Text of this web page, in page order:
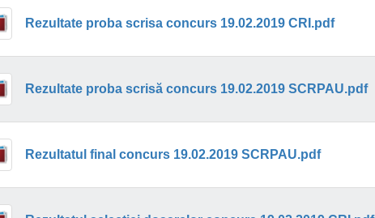
Rezultate proba scrisa concurs 19.02.2019 CRI.pdf
Rezultate proba scrisă concurs 19.02.2019 SCRPAU.pdf
Rezultatul final concurs 19.02.2019 SCRPAU.pdf